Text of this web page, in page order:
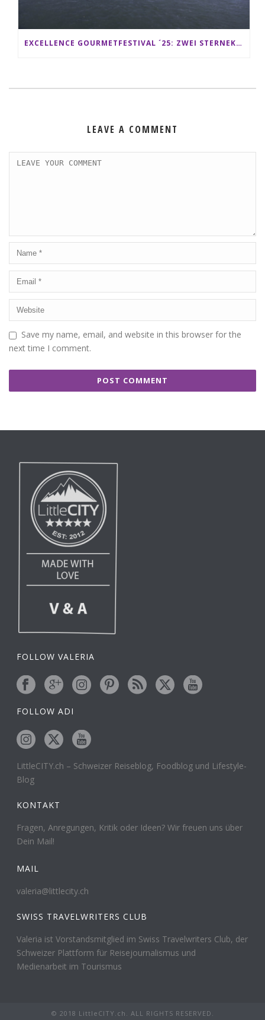
EXCELLENCE GOURMETFESTIVAL ´25: ZWEI STERNEKÖCHE ANTONIO GUIDA & DARIO MORESCO VERWÖHNEN IHRE GÄSTE AUF EINER LUXERIÖSEN SCHIFFSREISE
LEAVE A COMMENT
Save my name, email, and website in this browser for the
next time I comment.
FOLLOW VALERIA
FOLLOW ADI
LittleCITY.ch – Schweizer Reiseblog, Foodblog und Lifestyle-
Blog
KONTAKT
Fragen, Anregungen, Kritik oder Ideen? Wir freuen uns über
Dein Mail!
MAIL
valeria@littlecity.ch
SWISS TRAVELWRITERS CLUB
Valeria ist Vorstandsmitglied im Swiss Travelwriters Club, der
Schweizer Plattform für Reisejournalismus und
Medienarbeit im Tourismus
© 2018 LittleCITY.ch. ALL RIGHTS RESERVED.